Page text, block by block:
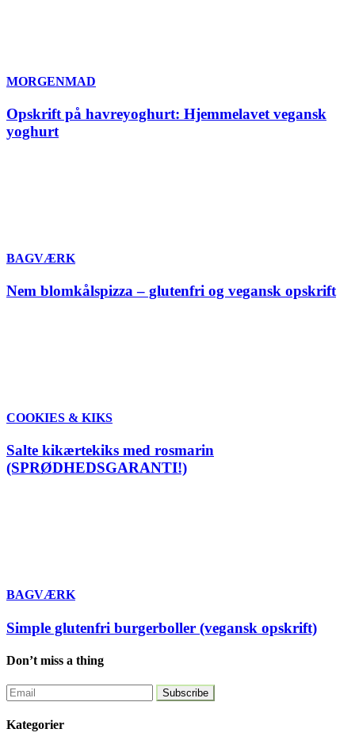
MORGENMAD
Opskrift på havreyoghurt: Hjemmelavet vegansk
yoghurt
BAGVÆRK
Nem blomkålspizza – glutenfri og vegansk opskrift
COOKIES & KIKS
Salte kikærtekiks med rosmarin
(SPRØDHEDSGARANTI!)
BAGVÆRK
Simple glutenfri burgerboller (vegansk opskrift)
Don’t miss a thing
Kategorier